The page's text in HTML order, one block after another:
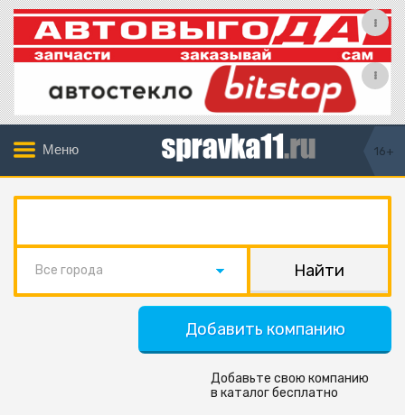
Меню 16+
Все города
Добавить компанию
Добавьте свою компанию
в каталог бесплатно